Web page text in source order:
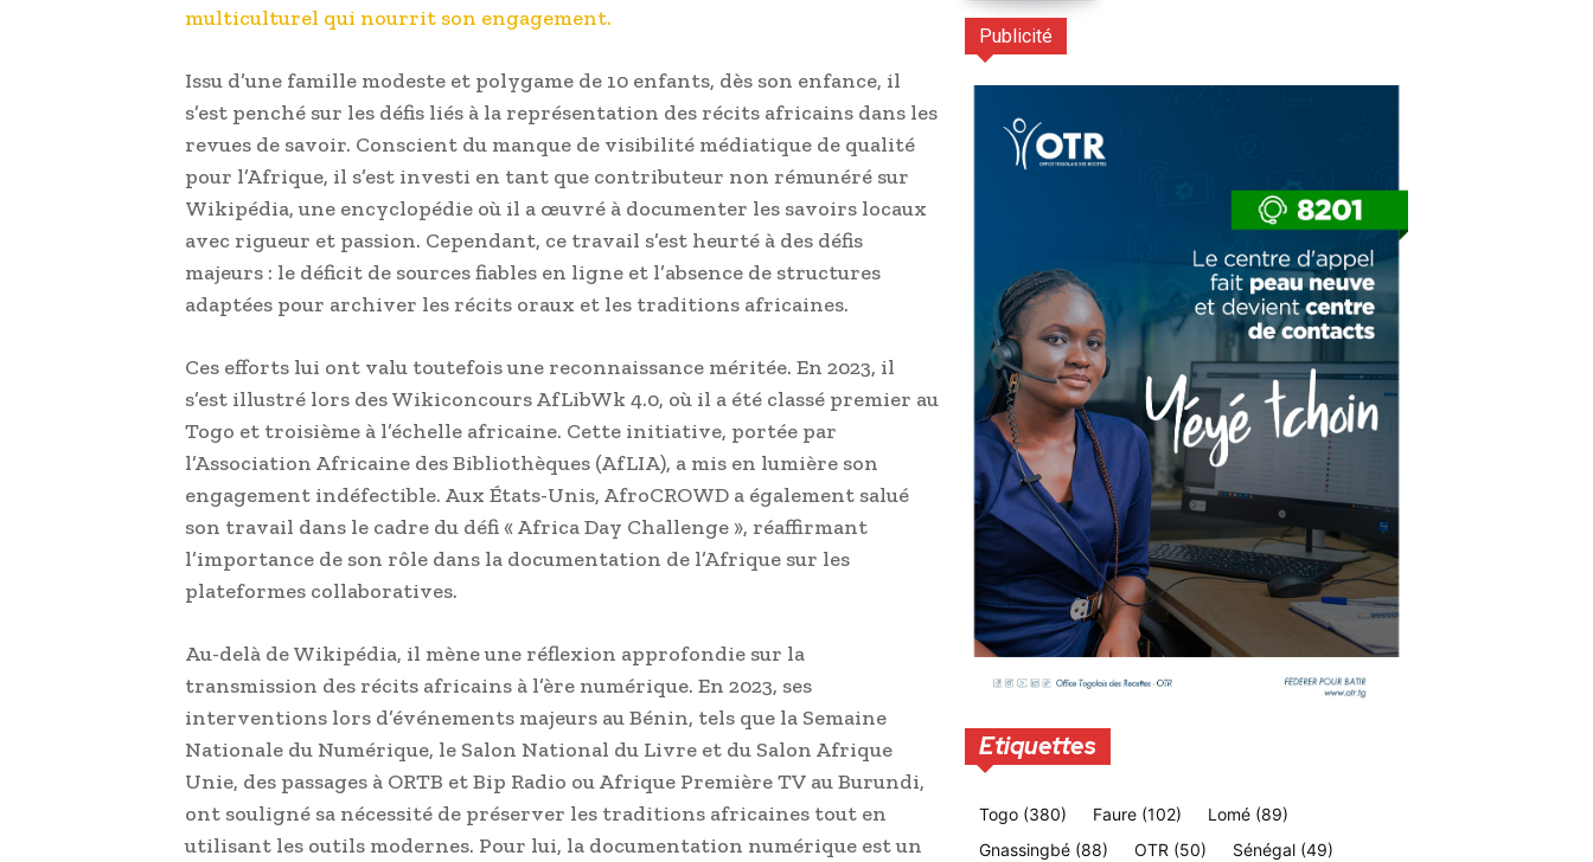
multiculturel qui nourrit son engagement.
Issu d’une famille modeste et polygame de 10 enfants, dès son enfance, il
s’est penché sur les défis liés à la représentation des récits africains dans les
revues de savoir. Conscient du manque de visibilité médiatique de qualité
pour l’Afrique, il s’est investi en tant que contributeur non rémunéré sur
Wikipédia, une encyclopédie où il a œuvré à documenter les savoirs locaux
avec rigueur et passion. Cependant, ce travail s’est heurté à des défis
majeurs : le déficit de sources fiables en ligne et l’absence de structures
adaptées pour archiver les récits oraux et les traditions africaines.
Ces efforts lui ont valu toutefois une reconnaissance méritée. En 2023, il
s’est illustré lors des Wikiconcours AfLibWk 4.0, où il a été classé premier au
Togo et troisième à l’échelle africaine. Cette initiative, portée par
l’Association Africaine des Bibliothèques (AfLIA), a mis en lumière son
engagement indéfectible. Aux États-Unis, AfroCROWD a également salué
son travail dans le cadre du défi « Africa Day Challenge », réaffirmant
l’importance de son rôle dans la documentation de l’Afrique sur les
plateformes collaboratives.
Au-delà de Wikipédia, il mène une réflexion approfondie sur la
transmission des récits africains à l’ère numérique. En 2023, ses
interventions lors d’événements majeurs au Bénin, tels que la Semaine
Nationale du Numérique, le Salon National du Livre et du Salon Afrique
Unie, des passages à ORTB et Bip Radio ou Afrique Première TV au Burundi,
ont souligné sa nécessité de préserver les traditions africaines tout en
utilisant les outils modernes. Pour lui, la documentation numérique est un
Publicité
Etiquettes
Togo (380) Faure (102) Lomé (89)
Gnassingbé (88) OTR (50) Sénégal (49)